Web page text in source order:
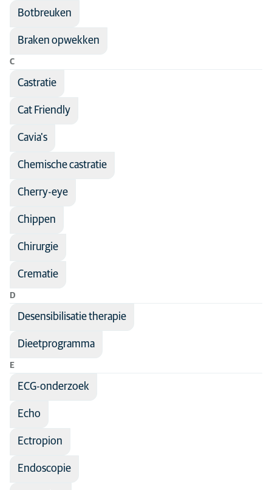
Botbreuken
Braken opwekken
C
Castratie
Cat Friendly
Cavia's
Chemische castratie
Cherry-eye
Chippen
Chirurgie
Crematie
D
Desensibilisatie therapie
Dieetprogramma
E
ECG-onderzoek
Echo
Ectropion
Endoscopie